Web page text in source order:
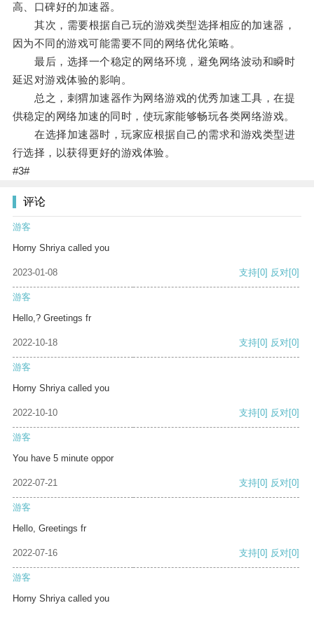
高、口碑好的加速器。
其次，需要根据自己玩的游戏类型选择相应的加速器，
因为不同的游戏可能需要不同的网络优化策略。
最后，选择一个稳定的网络环境，避免网络波动和瞬时
延迟对游戏体验的影响。
总之，刺猬加速器作为网络游戏的优秀加速工具，在提
供稳定的网络加速的同时，使玩家能够畅玩各类网络游戏。
在选择加速器时，玩家应根据自己的需求和游戏类型进
行选择，以获得更好的游戏体验。
#3#
评论
游客
Horny Shriya called you
2023-01-08 支持[0] 反对[0]
游客
Hello,? Greetings fr
2022-10-18 支持[0] 反对[0]
游客
Horny Shriya called you
2022-10-10 支持[0] 反对[0]
游客
You have 5 minute oppor
2022-07-21 支持[0] 反对[0]
游客
Hello, Greetings fr
2022-07-16 支持[0] 反对[0]
游客
Horny Shriya called you